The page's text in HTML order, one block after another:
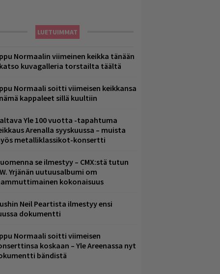
LUETUIMMAT
Normaalin viimeinen keikka tänään
kuvagalleria torstailta täältä
Normaali soitti viimeisen keikkansa
kappaleet sillä kuultiin
Yle 100 vuotta -tapahtuma
Arenalla syyskuussa – muista
metalliklassikot-konsertti
se ilmestyy – CMX:stä tutun
Yrjänän uutuusalbumi om
kokonaisuus
Neil Peartista ilmestyy ensi
dokumentti
Normaali soitti viimeisen
koskaan – Yle Areenassa nyt
bändistä